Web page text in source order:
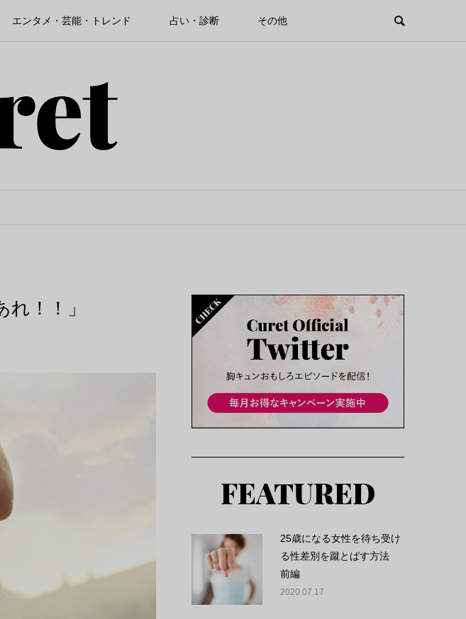
エンタメ・芸能・トレンド 占い・診断 その他
！！」
FEATURED
25歳になる女性を待ち受け
る性差別を蹴とばす方法
前編
2020.07.17